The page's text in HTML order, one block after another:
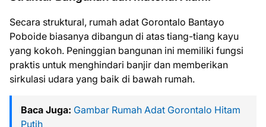
Secara struktural, rumah adat Gorontalo Bantayo
Poboide biasanya dibangun di atas tiang-tiang kayu
yang kokoh. Peninggian bangunan ini memiliki fungsi
praktis untuk menghindari banjir dan memberikan
sirkulasi udara yang baik di bawah rumah.
Baca Juga: Gambar Rumah Adat Gorontalo Hitam
Putih